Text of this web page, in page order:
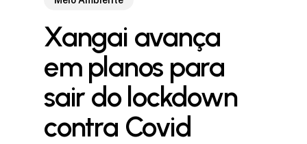
Xangai avança
em planos para
sair do lockdown
contra Covid